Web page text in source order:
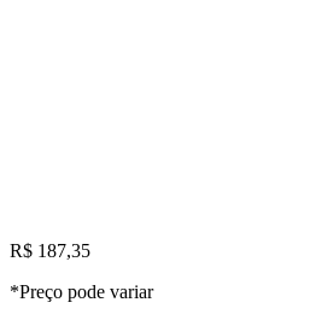
R$ 187,35
*Preço pode variar